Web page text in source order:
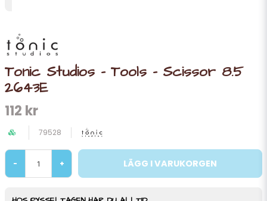
Tonic Studios - Tools - Scissor 8.5
2643E
112 kr
79528
- + LÄGG I VARUKORGEN